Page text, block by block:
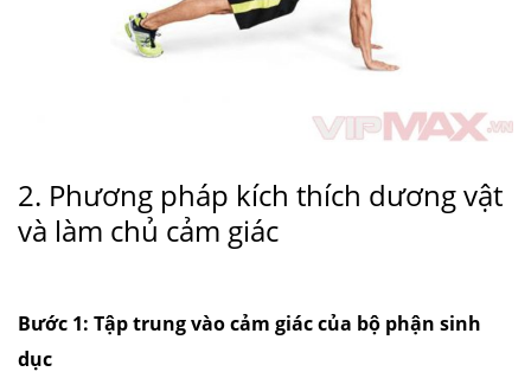
2. Phương pháp kích thích dương vật
và làm chủ cảm giác
Bước 1: Tập trung vào cảm giác của bộ phận sinh
dục